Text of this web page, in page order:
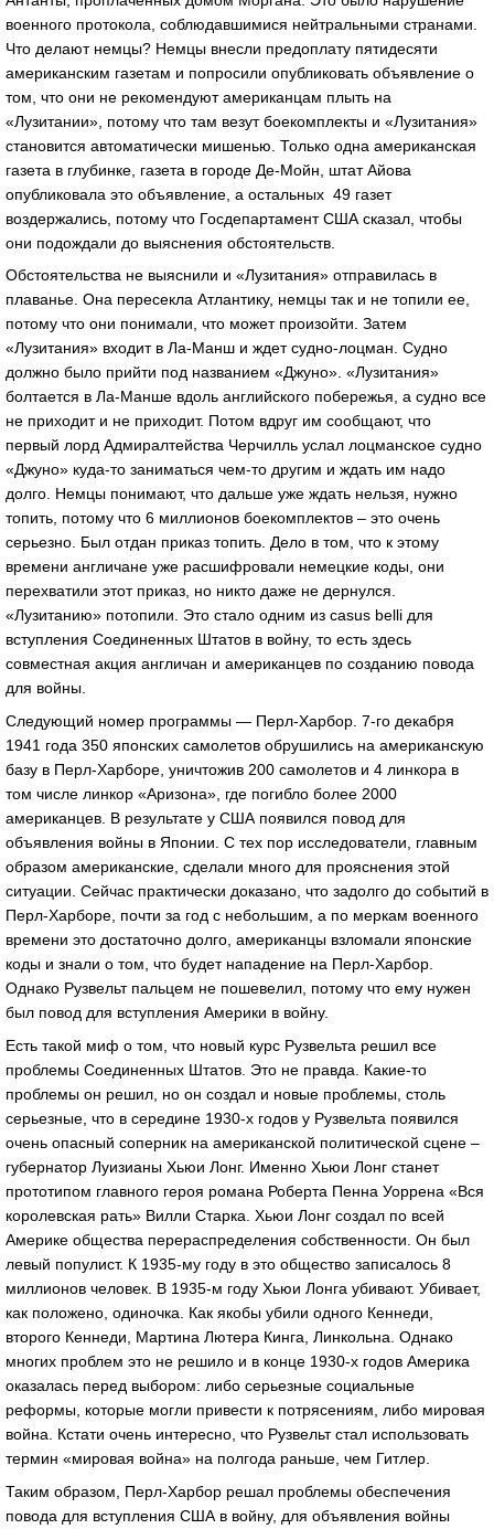
военного протокола, соблюдавшимися нейтральными странами.
Что делают немцы? Немцы внесли предоплату пятидесяти
американским газетам и попросили опубликовать объявление о
том, что они не рекомендуют американцам плыть на
«Лузитании», потому что там везут боекомплекты и «Лузитания»
становится автоматически мишенью. Только одна американская
газета в глубинке, газета в городе Де-Мойн, штат Айова
опубликовала это объявление, а остальных 49 газет
воздержались, потому что Госдепартамент США сказал, чтобы
они подождали до выяснения обстоятельств.
Обстоятельства не выяснили и «Лузитания» отправилась в
плаванье. Она пересекла Атлантику, немцы так и не топили ее,
потому что они понимали, что может произойти. Затем
«Лузитания» входит в Ла-Манш и ждет судно-лоцман. Судно
должно было прийти под названием «Джуно». «Лузитания»
болтается в Ла-Манше вдоль английского побережья, а судно все
не приходит и не приходит. Потом вдруг им сообщают, что
первый лорд Адмиралтейства Черчилль услал лоцманское судно
«Джуно» куда-то заниматься чем-то другим и ждать им надо
долго. Немцы понимают, что дальше уже ждать нельзя, нужно
топить, потому что 6 миллионов боекомплектов – это очень
серьезно. Был отдан приказ топить. Дело в том, что к этому
времени англичане уже расшифровали немецкие коды, они
перехватили этот приказ, но никто даже не дернулся.
«Лузитанию» потопили. Это стало одним из сasus belli для
вступления Соединенных Штатов в войну, то есть здесь
совместная акция англичан и американцев по созданию повода
для войны.
Следующий номер программы — Перл-Харбор. 7-го декабря
1941 года 350 японских самолетов обрушились на американскую
базу в Перл-Харборе, уничтожив 200 самолетов и 4 линкора в
том числе линкор «Аризона», где погибло более 2000
американцев. В результате у США появился повод для
объявления войны в Японии. С тех пор исследователи, главным
образом американские, сделали много для прояснения этой
ситуации. Сейчас практически доказано, что задолго до событий в
Перл-Харборе, почти за год с небольшим, а по меркам военного
времени это достаточно долго, американцы взломали японские
коды и знали о том, что будет нападение на Перл-Харбор.
Однако Рузвельт пальцем не пошевелил, потому что ему нужен
был повод для вступления Америки в войну.
Есть такой миф о том, что новый курс Рузвельта решил все
проблемы Соединенных Штатов. Это не правда. Какие-то
проблемы он решил, но он создал и новые проблемы, столь
серьезные, что в середине 1930-х годов у Рузвельта появился
очень опасный соперник на американской политической сцене –
губернатор Луизианы Хьюи Лонг. Именно Хьюи Лонг станет
прототипом главного героя романа Роберта Пенна Уоррена «Вся
королевская рать» Вилли Старка. Хьюи Лонг создал по всей
Америке общества перераспределения собственности. Он был
левый популист. К 1935-му году в это общество записалось 8
миллионов человек. В 1935-м году Хьюи Лонга убивают. Убивает,
как положено, одиночка. Как якобы убили одного Кеннеди,
второго Кеннеди, Мартина Лютера Кинга, Линкольна. Однако
многих проблем это не решило и в конце 1930-х годов Америка
оказалась перед выбором: либо серьезные социальные
реформы, которые могли привести к потрясениям, либо мировая
война. Кстати очень интересно, что Рузвельт стал использовать
термин «мировая война» на полгода раньше, чем Гитлер.
Таким образом, Перл-Харбор решал проблемы обеспечения
повода для вступления США в войну, для объявления войны